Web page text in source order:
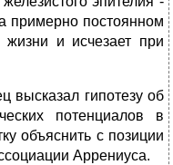
примерно постоянном
и исчезает при
высказал гипотезу об
потенциалов в
объяснить с позиции
Аррениуса.